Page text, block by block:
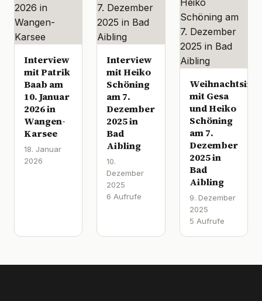
Interview
mit Patrik
Baab am
10. Januar
2026 in
Wangen-
Karsee
18. Januar
2026
Interview
mit Heiko
Schöning
am 7.
Dezember
2025 in
Bad
Aibling
10.
Dezember
2025
6 Aufrufe
mit Gesa
und Heiko
Schöning
am 7.
Dezember
2025 in
Bad
Aibling
9. Dezember
2025
5 Aufrufe